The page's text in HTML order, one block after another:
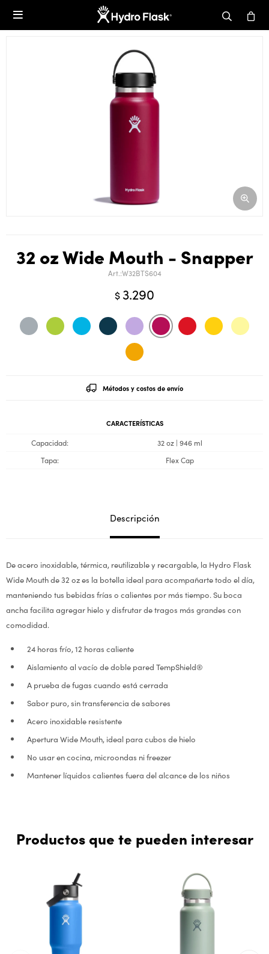

32 oz Wide Mouth - Snapper
W32BTS604
$ 3.290
Métodos y costos de envío
CARACTERÍSTICAS
Capacidad
32 oz | 946 ml
Tapa
Flex Cap
Descripción
De acero inoxidable, térmica, reutilizable y recargable, la Hydro Flask
Wide Mouth de 32 oz es la botella ideal para acompañarte todo el día,
manteniendo tus bebidas frías o calientes por más tiempo. Su boca
ancha facilita agregar hielo y disfrutar de tragos más grandes con
comodidad.
24 horas frío, 12 horas caliente
Aislamiento al vacío de doble pared TempShield®
A prueba de fugas cuando está cerrada
Sabor puro, sin transferencia de sabores
Acero inoxidable resistente
Apertura Wide Mouth, ideal para cubos de hielo
No usar en cocina, microondas ni freezer
Mantener líquidos calientes fuera del alcance de los niños
Productos que te pueden interesar